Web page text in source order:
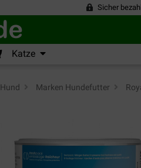
Sicher
Katze
Hund Marken Hundefutter